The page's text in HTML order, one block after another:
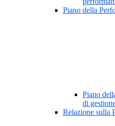
Piano della
Piano
di
Relazione sulla